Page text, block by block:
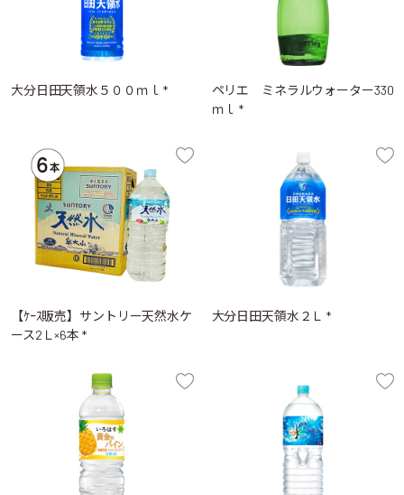
大分日田天領水５００ｍｌ *
ペリエ ミネラルウォーター330
ｍｌ *
【ｹｰｽ販売】サントリー天然水ケ
ース2Ｌ×6本 *
大分日田天領水２Ｌ *